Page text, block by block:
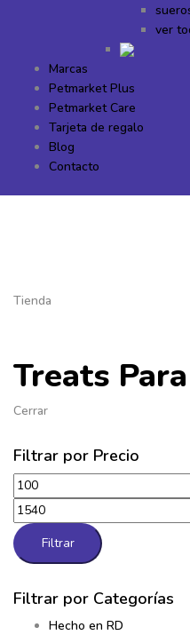
ver
Marcas
Petmarket Plus
Petmarket Care
Tarjeta de regalo
Blog
Contacto
Tienda
Treats
Cerrar
Filtrar por Precio
Precio
mínimo
Precio
máximo
Filtrar
Filtrar por Categorías
Hecho en RD